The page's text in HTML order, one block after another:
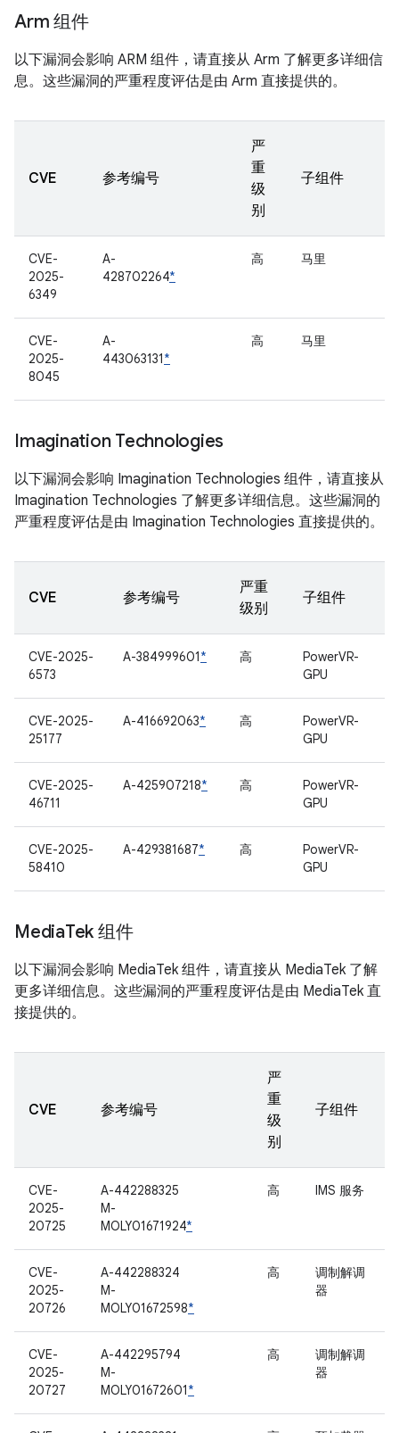
Arm 组件
以下漏洞会影响 ARM 组件，请直接从 Arm 了解更多详细信
息。这些漏洞的严重程度评估是由 Arm 直接提供的。
CVE 参考编号
严
重
级
别
子组件
CVE-
2025-
6349
A-
428702264*
高 马里
CVE-
2025-
8045
A-
443063131*
高 马里
Imagination Technologies
以下漏洞会影响 Imagination Technologies 组件，请直接从
Imagination Technologies 了解更多详细信息。这些漏洞的
严重程度评估是由 Imagination Technologies 直接提供的。
CVE 参考编号
严重
级别
子组件
CVE-2025-
6573
A-384999601* 高
PowerVR-
GPU
CVE-2025-
25177
A-416692063* 高
PowerVR-
GPU
CVE-2025-
46711
A-425907218* 高
PowerVR-
GPU
CVE-2025-
58410
A-429381687* 高
PowerVR-
GPU
MediaTek 组件
以下漏洞会影响 MediaTek 组件，请直接从 MediaTek 了解
更多详细信息。这些漏洞的严重程度评估是由 MediaTek 直
接提供的。
CVE 参考编号
严
重
级
别
子组件
CVE-
2025-
20725
A-442288325
M-
MOLY01671924*
高 IMS 服务
CVE-
2025-
20726
A-442288324
M-
MOLY01672598*
高
调制解调
器
CVE-
2025-
20727
A-442295794
M-
MOLY01672601*
高
调制解调
器